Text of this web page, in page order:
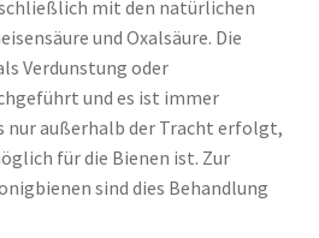
mit den natürlichen
und Oxalsäure. Die
Verdunstung oder
und es ist immer
nur außerhalb der Tracht erfolgt,
für die Bienen ist. Zur
sind dies Behandlung